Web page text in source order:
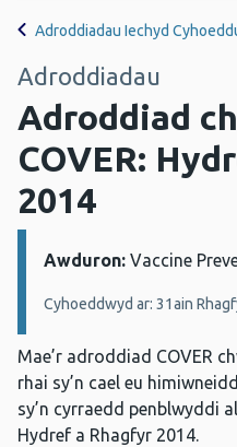
Adroddiadau Iechyd
Adroddiadau
Adroddiad
COVER:
2014
Manylion:
Awduron: Vaccine
Cyhoeddwyd ar: 31ain
Mae’r adroddiad COVER
rhai sy’n cael eu
sy’n cyrraedd penblwyddi
Hydref a Rhagfyr 2014.